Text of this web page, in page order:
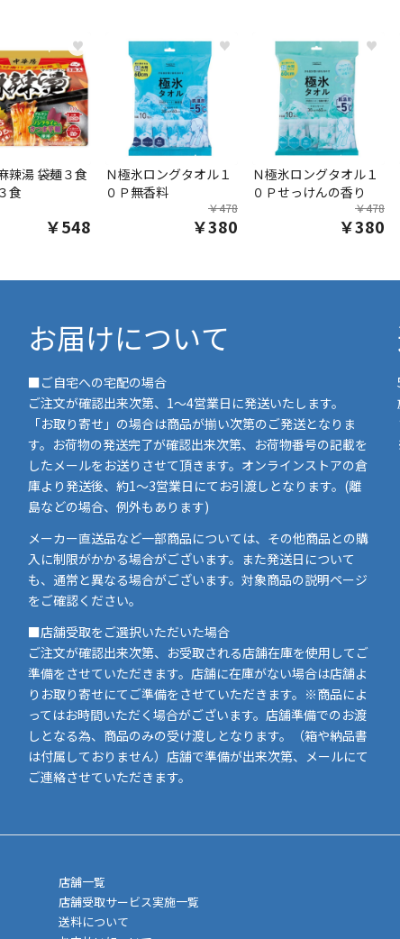
♥
辣湯 袋麺３食
食
￥548
♥
Ｎ極氷ロングタオル１
０Ｐ無香料
￥478
￥380
♥
Ｎ極氷ロングタオル１
０Ｐせっけんの香り
￥478
￥380
お届けについて
■ご自宅への宅配の場合
ご注文が確認出来次第、1～4営業日に発送いたします。
「お取り寄せ」の場合は商品が揃い次第のご発送となりま
す。お荷物の発送完了が確認出来次第、お荷物番号の記載を
したメールをお送りさせて頂きます。オンラインストアの倉
庫より発送後、約1～3営業日にてお引渡しとなります。(離
島などの場合、例外もあります)
メーカー直送品など一部商品については、その他商品との購
入に制限がかかる場合がございます。また発送日について
も、通常と異なる場合がございます。対象商品の説明ページ
をご確認ください。
■店舗受取をご選択いただいた場合
ご注文が確認出来次第、お受取される店舗在庫を使用してご
準備をさせていただきます。店舗に在庫がない場合は店舗よ
りお取り寄せにてご準備をさせていただきます。※商品によ
ってはお時間いただく場合がございます。店舗準備でのお渡
しとなる為、商品のみの受け渡しとなります。（箱や納品書
は付属しておりません）店舗で準備が出来次第、メールにて
ご連絡させていただきます。
店舗一覧
店舗受取サービス実施一覧
送料について